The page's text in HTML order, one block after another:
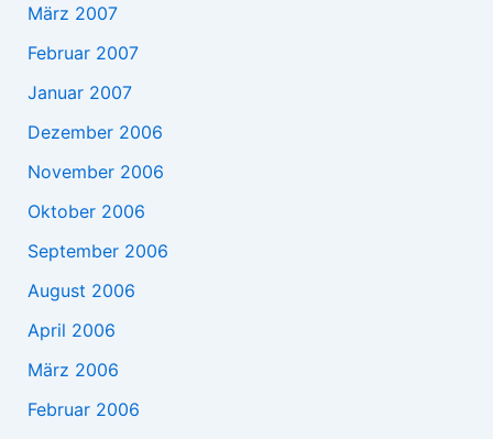
März 2007
Februar 2007
Januar 2007
Dezember 2006
November 2006
Oktober 2006
September 2006
August 2006
April 2006
März 2006
Februar 2006